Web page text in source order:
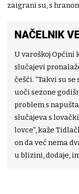
zaigrani su, s
NAČELNIK
U varoškoj Općini
slučajevi
češći. “Takvi su
uoči sezone
problem s
slučajeva s
lovce”, kaže
on da već nema
u blizini, dodaje,